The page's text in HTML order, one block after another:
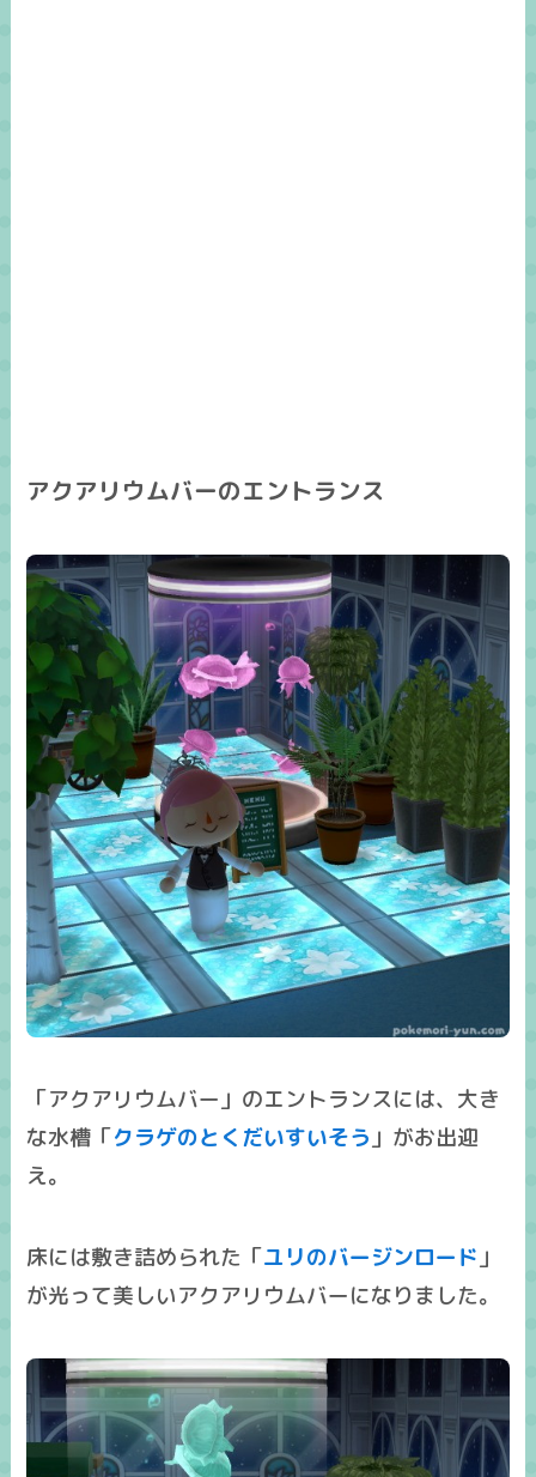
アクアリウムバーのエントランス
「アクアリウムバー」のエントランスには、大き
な水槽「クラゲのとくだいすいそう 」がお出迎
え。
床には敷き詰められた「ユリのバージンロード 」
が光って美しいアクアリウムバーになりました。